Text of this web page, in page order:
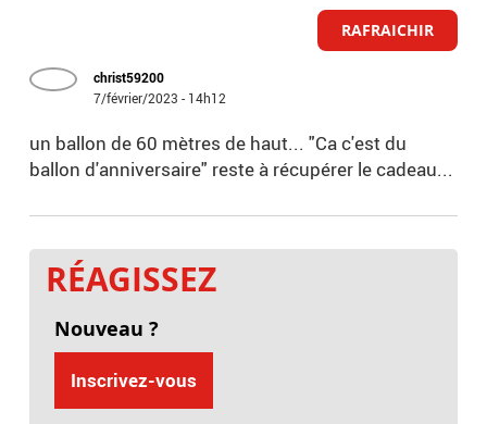
RAFRAICHIR
christ59200
7/février/2023 - 14h12
un ballon de 60 mètres de haut... "Ca c'est du
ballon d'anniversaire" reste à récupérer le cadeau...
RÉAGISSEZ
Nouveau ?
Inscrivez-vous